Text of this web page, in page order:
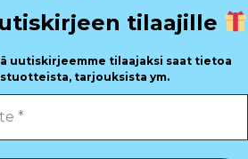
tilaajille
uutiskirjeemme tilaajaksi saat tietoa
tarjouksista ym.